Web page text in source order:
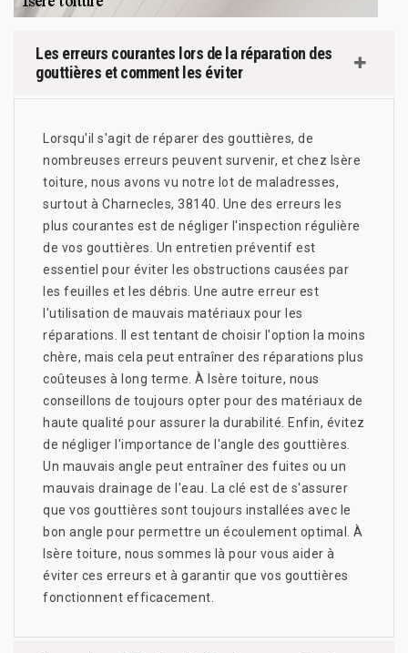
Les erreurs courantes lors de la réparation des
gouttières et comment les éviter
Lorsqu'il s'agit de réparer des gouttières, de
nombreuses erreurs peuvent survenir, et chez Isère
toiture, nous avons vu notre lot de maladresses,
surtout à Charnecles, 38140. Une des erreurs les
plus courantes est de négliger l'inspection régulière
de vos gouttières. Un entretien préventif est
essentiel pour éviter les obstructions causées par
les feuilles et les débris. Une autre erreur est
l'utilisation de mauvais matériaux pour les
réparations. Il est tentant de choisir l'option la moins
chère, mais cela peut entraîner des réparations plus
coûteuses à long terme. À Isère toiture, nous
conseillons de toujours opter pour des matériaux de
haute qualité pour assurer la durabilité. Enfin, évitez
de négliger l'importance de l'angle des gouttières.
Un mauvais angle peut entraîner des fuites ou un
mauvais drainage de l'eau. La clé est de s'assurer
que vos gouttières sont toujours installées avec le
bon angle pour permettre un écoulement optimal. À
Isère toiture, nous sommes là pour vous aider à
éviter ces erreurs et à garantir que vos gouttières
fonctionnent efficacement.